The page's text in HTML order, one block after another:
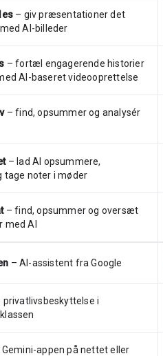
– giv præsentationer det
AI-billeder
– fortæl engagerende historier
AI-baseret videooprettelse
– find, opsummer og analysér
– lad AI opsummere,
noter i møder
– find, opsummer og oversæt
med AI
– AI-assistent fra Google
privatlivsbeskyttelse i
Gemini-appen på nettet eller